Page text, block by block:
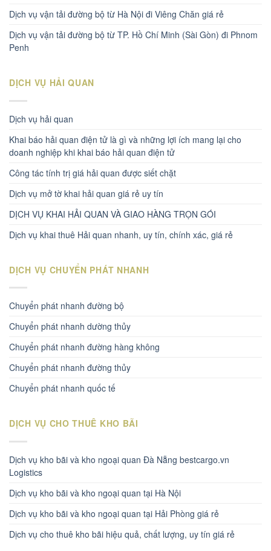
Dịch vụ vận tải đường bộ từ Hà Nội đi Viêng Chăn giá rẻ
Dịch vụ vận tải đường bộ từ TP. Hồ Chí Minh (Sài Gòn) đi Phnom
Penh
DỊCH VỤ HẢI QUAN
Dịch vụ hải quan
Khai báo hải quan điện tử là gì và những lợi ích mang lại cho
doanh nghiệp khi khai báo hải quan điện tử
Công tác tính trị giá hải quan được siết chặt
Dịch vụ mở tờ khai hải quan giá rẻ uy tín
DỊCH VỤ KHAI HẢI QUAN VÀ GIAO HÀNG TRỌN GÓI
Dịch vụ khai thuê Hải quan nhanh, uy tín, chính xác, giá rẻ
DỊCH VỤ CHUYỂN PHÁT NHANH
Chuyển phát nhanh đường bộ
Chuyển phát nhanh dường thủy
Chuyển phát nhanh đường hàng không
Chuyển phát nhanh đường thủy
Chuyển phát nhanh quốc tế
DỊCH VỤ CHO THUÊ KHO BÃI
Dịch vụ kho bãi và kho ngoại quan Đà Nẵng bestcargo.vn
Logistics
Dịch vụ kho bãi và kho ngoại quan tại Hà Nội
Dịch vụ kho bãi và kho ngoại quan tại Hải Phòng giá rẻ
Dịch vụ cho thuê kho bãi hiệu quả, chất lượng, uy tín giá rẻ